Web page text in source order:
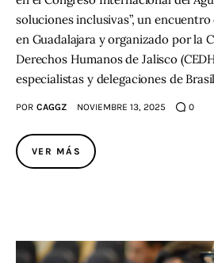
soluciones inclusivas”, un
en Guadalajara y organizado por la
Derechos Humanos de Jalisco
especialistas y delegaciones de
POR CAGGZ NOVIEMBRE 13, 2025 0
VER MÁS